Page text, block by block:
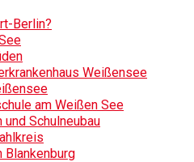
Berlin?
Weißensee
am Weißen See
und Schulneubau
Blankenburg